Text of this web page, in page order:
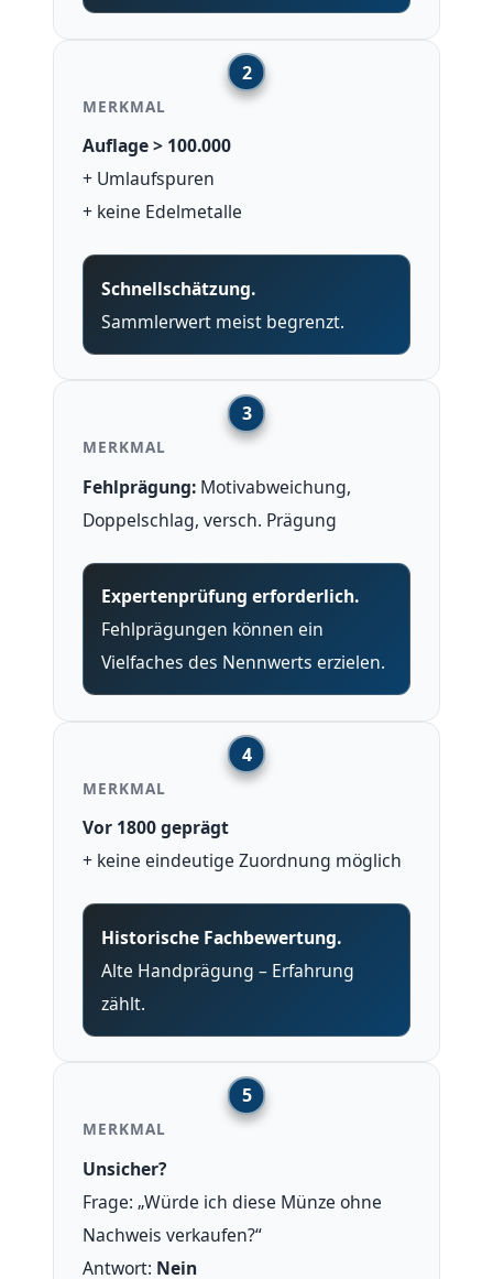
MERKMAL
Auflage > 100.000
+ Umlaufspuren
+ keine Edelmetalle
Schnellschätzung.
Sammlerwert meist begrenzt.
MERKMAL
Fehlprägung:Motivabweichung,
Doppelschlag, versch. Prägung
Expertenprüfung erforderlich.
Fehlprägungen können ein
Vielfaches des Nennwerts erzielen.
MERKMAL
Vor 1800 geprägt
+ keine eindeutige Zuordnung möglich
Historische Fachbewertung.
Alte Handprägung – Erfahrung
zählt.
MERKMAL
Unsicher?
Frage: „Würde ich diese Münze ohne
Nachweis verkaufen?“
Antwort: Nein